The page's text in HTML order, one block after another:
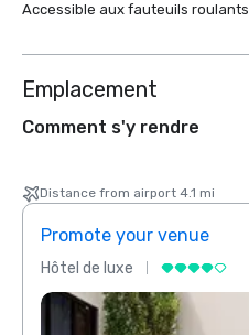
Accessible aux fauteuils roulants
Emplacement
Comment s'y rendre
Distance from airport 4.1 mi
Promote your venue
Hôtel de luxe